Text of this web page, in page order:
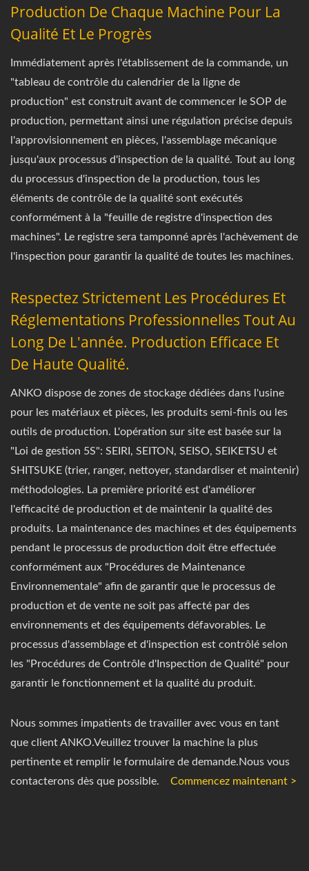
Production De Chaque Machine Pour La
Qualité Et Le Progrès
Immédiatement après l'établissement de la commande, un
"tableau de contrôle du calendrier de la ligne de
production" est construit avant de commencer le SOP de
production, permettant ainsi une régulation précise depuis
l'approvisionnement en pièces, l'assemblage mécanique
jusqu'aux processus d'inspection de la qualité. Tout au long
du processus d'inspection de la production, tous les
éléments de contrôle de la qualité sont exécutés
conformément à la "feuille de registre d'inspection des
machines". Le registre sera tamponné après l'achèvement de
l'inspection pour garantir la qualité de toutes les machines.
Respectez Strictement Les Procédures Et
Réglementations Professionnelles Tout Au
Long De L'année. Production Efficace Et
De Haute Qualité.
ANKO dispose de zones de stockage dédiées dans l'usine
pour les matériaux et pièces, les produits semi-finis ou les
outils de production. L'opération sur site est basée sur la
"Loi de gestion 5S": SEIRI, SEITON, SEISO, SEIKETSU et
SHITSUKE (trier, ranger, nettoyer, standardiser et maintenir)
méthodologies. La première priorité est d'améliorer
l'efficacité de production et de maintenir la qualité des
produits. La maintenance des machines et des équipements
pendant le processus de production doit être effectuée
conformément aux "Procédures de Maintenance
Environnementale" afin de garantir que le processus de
production et de vente ne soit pas affecté par des
environnements et des équipements défavorables. Le
processus d'assemblage et d'inspection est contrôlé selon
les "Procédures de Contrôle d'Inspection de Qualité" pour
garantir le fonctionnement et la qualité du produit.
Nous sommes impatients de travailler avec vous en tant
que client ANKO.Veuillez trouver la machine la plus
pertinente et remplir le formulaire de demande.Nous vous
contacterons dès que possible. Commencez maintenant >